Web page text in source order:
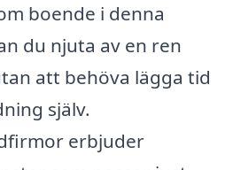
boende i denna
du njuta av en ren
att behöva lägga tid
själv.
erbjuder